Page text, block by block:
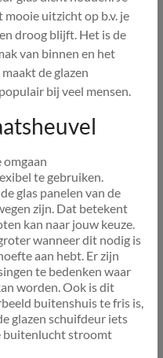
mooie uitzicht op b.v. je
droog blijft. Het is de
van binnen en het
de glazen
bij veel mensen.
te gebruiken.
glas panelen van de
zijn. Dat betekent
kan naar jouw keuze.
wanneer dit nodig is
aan hebt. Er zijn
te bedenken waar
worden. Ook is dit
buitenshuis te fris is,
glazen schuifdeur iets
buitenlucht stroomt